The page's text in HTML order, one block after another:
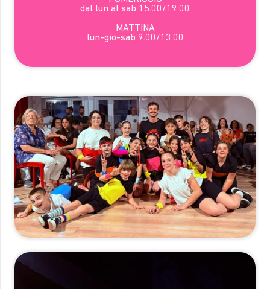
dal lun al sab 15.00/19.00
MATTINA
lun-gio-sab 9.00/13.00